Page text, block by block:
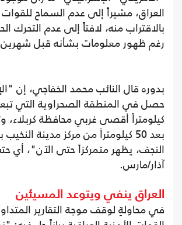
العراق، مشيراً إلى عدم السماح للقوات
بالاقتراب منه، لافتاً إلى عدم التحرك
رغم ظهور معلومات بشأنه قبل
بدوره قال النائب محمد الخفاجي، إن
كيلومتراً أقصى غربي محافظة كربلاء،
بعد 50 كيلومتراً من مركز مدينة
النجف، يظهر متمركزاً حتى الآن"، أي
آذار/مارس.
العراق ينفي ويتوعد المسيئين
في محاولةٍ لوقف موجة التقارير